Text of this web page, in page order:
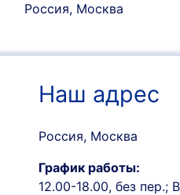
Россия, Москва
Наш адрес
Россия, Москва
График работы:
12.00-18.00, без пер.;